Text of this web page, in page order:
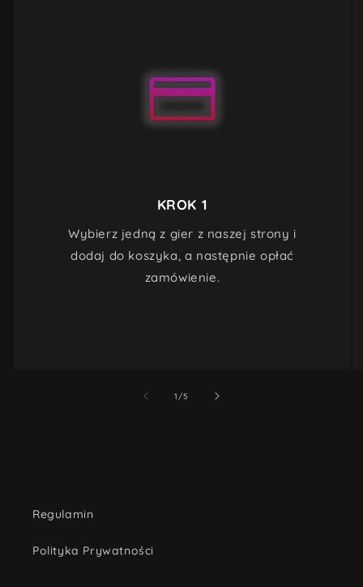
KROK 1
Wybierz jedną z gier z naszej strony i
dodaj do koszyka, a następnie opłać
zamówienie.
1/z5
Regulamin
Polityka Prywatności